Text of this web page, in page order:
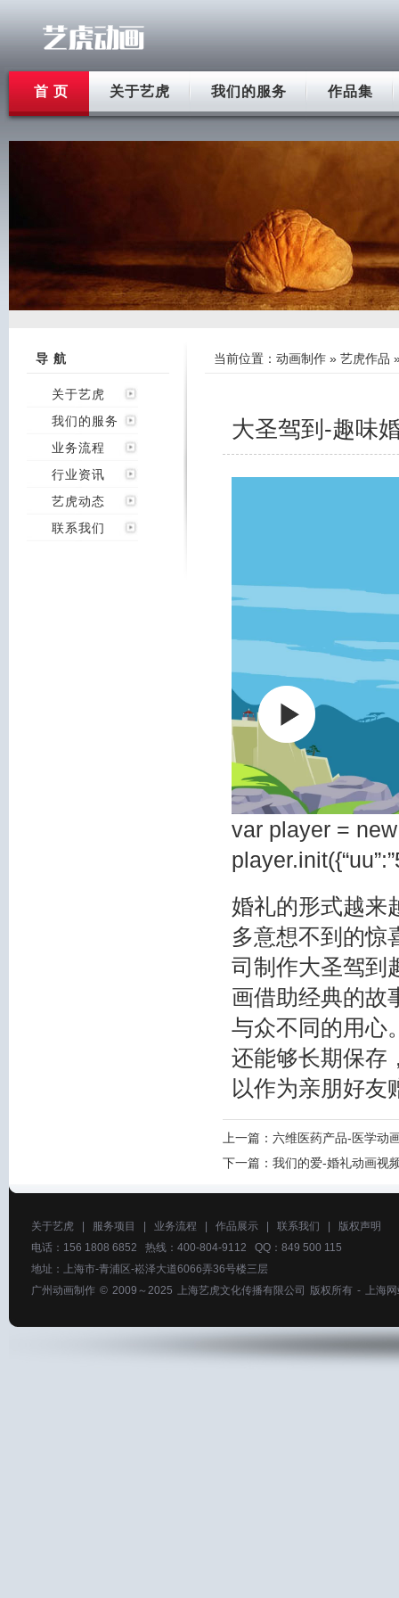
首 页 关于艺虎 我们的服务 作品集
导 航
关于艺虎
我们的服务
业务流程
行业资讯
艺虎动态
联系我们
当前位置： 动画制作 » 艺虎作品
大圣驾到-趣味
var player =
婚礼的形式越来
多意想不到的惊
司制作大圣驾到
画借助经典的故
与众不同的用心
还能够长期保存
以作为亲朋好友
上一篇： 六维医药产品-医学动
下一篇： 我们的爱-婚礼动画视
关于艺虎 服务项目 业务流程 作品展示 联系我们
版权声明
电话：156 1808 6852 热线：400-804-9112 QQ：849 500 115
地址：上海市-青浦区-崧泽大道6066弄36号楼三层
广州动画制作 © 2009～2025 上海艺虎文化传播有限公司 版权所有 - 上海